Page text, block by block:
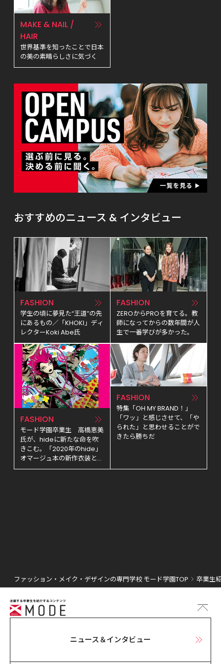
MAKE & NAIL /
HAIR
世界基準を知ったことで日本
の美の素晴らしさに気づく
おすすめのニュース & インタビュー
FASHION
学生の頃に夢見た“王道”の先
にあるもの／「KHOKI」ディ
レクターKoki Abe氏
FASHION
ZEROからPROを育てる。教
師になってからの数年間が人
生で一番学びが多かった。
FASHION
モード学園卒業生　高橋恵美
氏が、hideに新たな命を吹
きこむ。「2020年のhide」
オマージュ本の新作衣装とヴ
ィジュアルアートを製作！
FASHION
特集「OH MY BRAND！」
「ワッ」と感じさせて、「や
られた」と思わせることがで
きたら勝ちだ
ファッション・メイク・デザインの専門学校 モード学園TOP 卒業生
ニュース＆インタビュー